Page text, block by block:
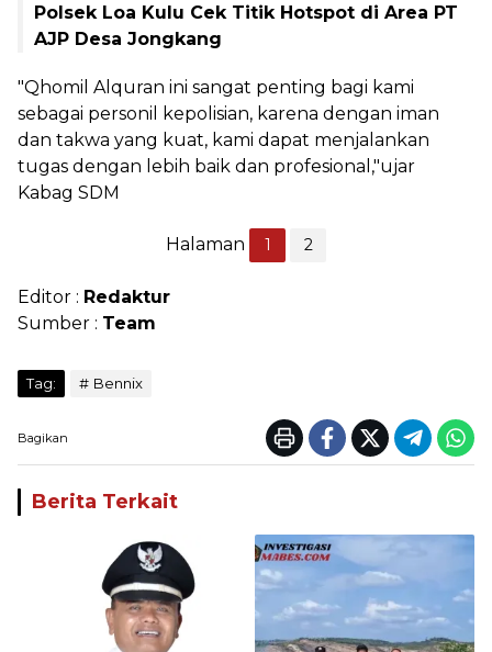
Polsek Loa Kulu Cek Titik Hotspot di Area PT
AJP Desa Jongkang
"Qhomil Alquran ini sangat penting bagi kami
sebagai personil kepolisian, karena dengan iman
dan takwa yang kuat, kami dapat menjalankan
tugas dengan lebih baik dan profesional,"ujar
Kabag SDM
Halaman 1 2
Editor : Redaktur
Sumber : Team
Tag: Bennix
Bagikan
Berita Terkait